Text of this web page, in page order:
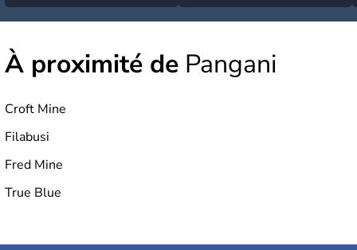
À proximité de Pangani
Croft Mine
Filabusi
Fred Mine
True Blue